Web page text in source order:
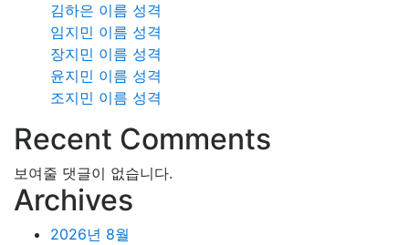
김하은 이름 성격
임지민 이름 성격
장지민 이름 성격
윤지민 이름 성격
조지민 이름 성격
Recent Comments
보여줄 댓글이 없습니다.
Archives
2026년 8월